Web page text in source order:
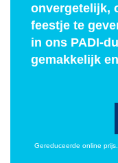
onvergetelijk,
feestje te
in ons PADI-
gemakkelijk
Gereduceerde online